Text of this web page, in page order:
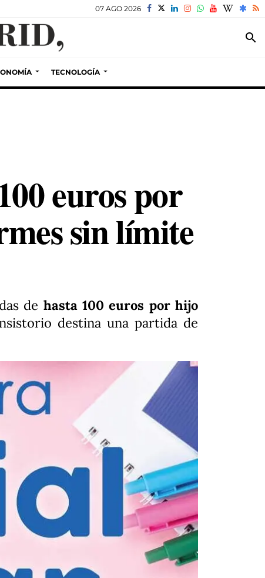
07 AGO 2026
search
TECNOLOGÍA
euros por
sin límite
de hasta 100 euros por hijo
destina una partida de